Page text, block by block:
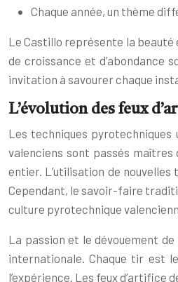
Chaque année, un thème
Le Castillo représente la beauté
de croissance et d’abondance
invitation à savourer chaque
L’évolution des feux
Les techniques
valenciens sont passés
entier. L’utilisation de
Cependant, le savoir-faire
culture pyrotechnique
La passion et le dévouement
internationale. Chaque tir est
l’expérience. Les feux d’artifice